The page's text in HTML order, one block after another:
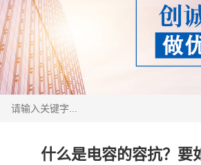
什么是电容的容抗？要